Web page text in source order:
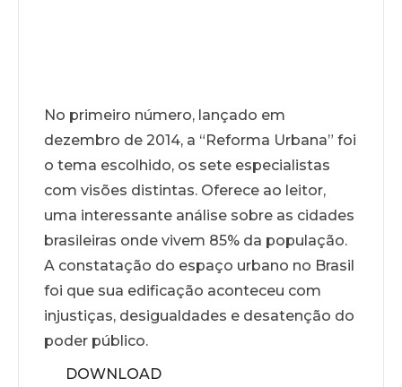
No primeiro número, lançado em
dezembro de 2014, a “Reforma Urbana” foi
o tema escolhido, os sete especialistas
com visões distintas. Oferece ao leitor,
uma interessante análise sobre as cidades
brasileiras onde vivem 85% da população.
A constatação do espaço urbano no Brasil
foi que sua edificação aconteceu com
injustiças, desigualdades e desatenção do
poder público.
DOWNLOAD